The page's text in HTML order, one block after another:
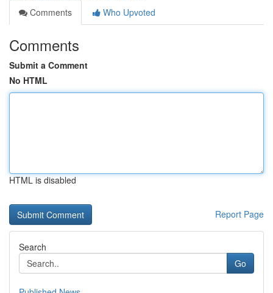
Comments
Who Upvoted
Comments
Submit a Comment
No HTML
HTML is disabled
Report Page
Search
Go